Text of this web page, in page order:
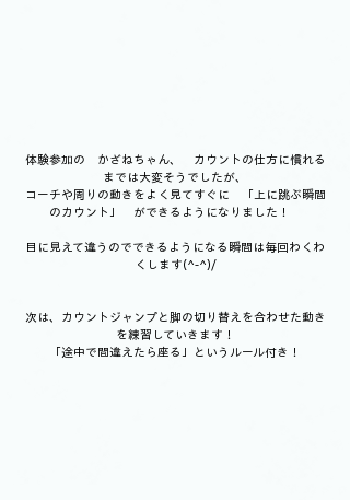
体験参加の　かざねちゃん、　カウントの仕方に慣れる
までは大変そうでしたが、
コーチや周りの動きをよく見てすぐに　「上に跳ぶ瞬間
のカウント」　ができるようになりました！
目に見えて違うのでできるようになる瞬間は毎回わくわ
くします(^-^)/
次は、カウントジャンプと脚の切り替えを合わせた動き
を練習していきます！
「途中で間違えたら座る」というルール付き！